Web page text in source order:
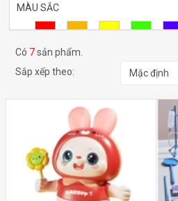
MÀU SẮC
Dưới 50.000₫
50.000₫ - 100.000₫
100.000₫ - 200.000₫
200.000₫ - 500.000₫
Trên 500.000₫
Có 7sản phẩm.
Sắp xếp theo: